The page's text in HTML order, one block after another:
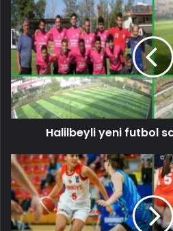
Halilbeyli yeni futbol